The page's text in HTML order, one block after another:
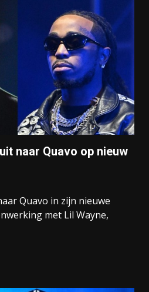
naar Quavo op nieuw
Quavo in zijn nieuwe
met Lil Wayne,